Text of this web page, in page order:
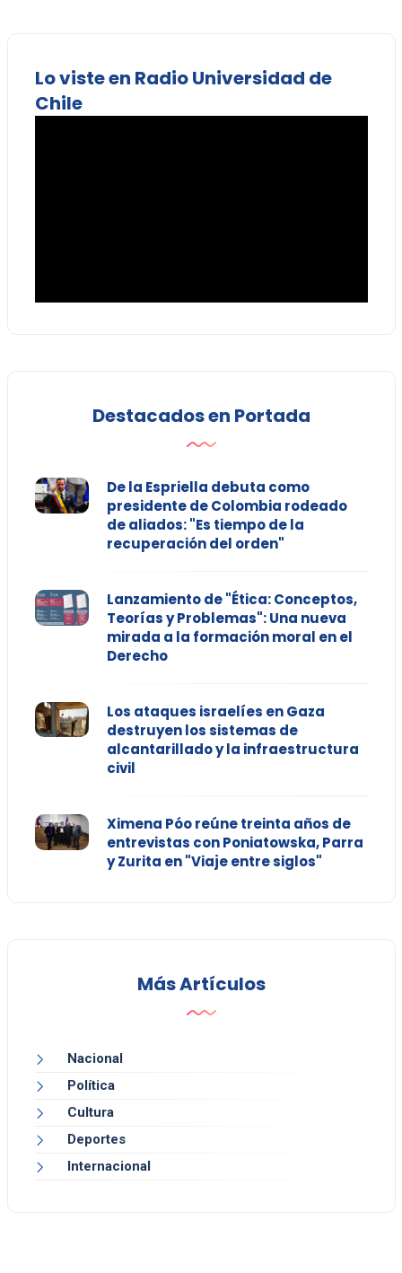
Lo viste en Radio Universidad de
Chile
Destacados en Portada
De la Espriella debuta como
presidente de Colombia rodeado
de aliados: "Es tiempo de la
recuperación del orden"
Lanzamiento de "Ética: Conceptos,
Teorías y Problemas": Una nueva
mirada a la formación moral en el
Derecho
Los ataques israelíes en Gaza
destruyen los sistemas de
alcantarillado y la infraestructura
civil
Ximena Póo reúne treinta años de
entrevistas con Poniatowska, Parra
y Zurita en "Viaje entre siglos"
Más Artículos
Nacional
Política
Cultura
Deportes
Internacional